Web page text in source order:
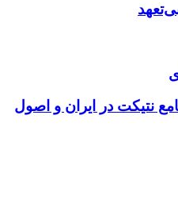
نتیکت در ایران و اصول